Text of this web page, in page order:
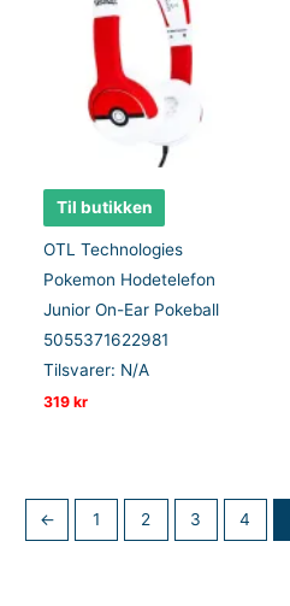
Til butikken
OTL Technologies
Pokemon Hodetelefon
Junior On-Ear Pokeball
5055371622981
Tilsvarer: N/A
319kr
← 1 2 3 4